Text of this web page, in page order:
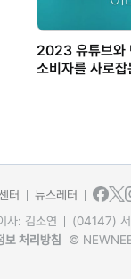
2023 유튜브와
소비자를 사로
터
뉴스레터
사: 김소연 (04147) 서
보 처리방침 ©